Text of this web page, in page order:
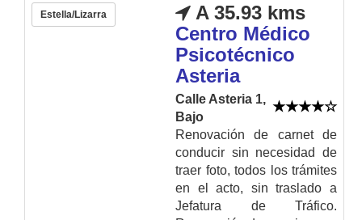
Estella/Lizarra
A 35.93 kms
Centro Médico
Psicotécnico
Asteria
Calle Asteria 1,
Bajo
Renovación de carnet de
conducir sin necesidad de
traer foto, todos los trámites
en el acto, sin traslado a
Jefatura de Tráfico.